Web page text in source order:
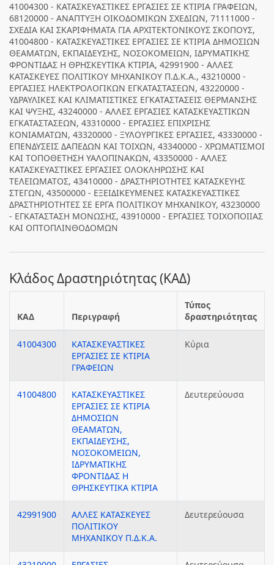
41004300 - ΚΑΤΑΣΚΕΥΑΣΤΙΚΕΣ ΕΡΓΑΣΙΕΣ ΣΕ ΚΤΙΡΙΑ ΓΡΑΦΕΙΩΝ,
68120000 - ΑΝΑΠΤΥΞΗ ΟΙΚΟΔΟΜΙΚΩΝ ΣΧΕΔΙΩΝ, 71111000 -
ΣΧΕΔΙΑ ΚΑΙ ΣΚΑΡΙΦΗΜΑΤΑ ΓΙΑ ΑΡΧΙΤΕΚΤΟΝΙΚΟΥΣ ΣΚΟΠΟΥΣ,
41004800 - ΚΑΤΑΣΚΕΥΑΣΤΙΚΕΣ ΕΡΓΑΣΙΕΣ ΣΕ ΚΤΙΡΙΑ ΔΗΜΟΣΙΩΝ
ΘΕΑΜΑΤΩΝ, ΕΚΠΑΙΔΕΥΣΗΣ, ΝΟΣΟΚΟΜΕΙΩΝ, ΙΔΡΥΜΑΤΙΚΗΣ
ΦΡΟΝΤΙΔΑΣ Η ΘΡΗΣΚΕΥΤΙΚΑ ΚΤΙΡΙΑ, 42991900 - ΑΛΛΕΣ
ΚΑΤΑΣΚΕΥΕΣ ΠΟΛΙΤΙΚΟΥ ΜΗΧΑΝΙΚΟΥ Π.Δ.Κ.Α., 43210000 -
ΕΡΓΑΣΙΕΣ ΗΛΕΚΤΡΟΛΟΓΙΚΩΝ ΕΓΚΑΤΑΣΤΑΣΕΩΝ, 43220000 -
ΥΔΡΑΥΛΙΚΕΣ ΚΑΙ ΚΛΙΜΑΤΙΣΤΙΚΕΣ ΕΓΚΑΤΑΣΤΑΣΕΙΣ ΘΕΡΜΑΝΣΗΣ
ΚΑΙ ΨΥΞΗΣ, 43240000 - ΑΛΛΕΣ ΕΡΓΑΣΙΕΣ ΚΑΤΑΣΚΕΥΑΣΤΙΚΩΝ
ΕΓΚΑΤΑΣΤΑΣΕΩΝ, 43310000 - ΕΡΓΑΣΙΕΣ ΕΠΙΧΡΙΣΗΣ
ΚΟΝΙΑΜΑΤΩΝ, 43320000 - ΞΥΛΟΥΡΓΙΚΕΣ ΕΡΓΑΣΙΕΣ, 43330000 -
ΕΠΕΝΔΥΣΕΙΣ ΔΑΠΕΔΩΝ ΚΑΙ ΤΟΙΧΩΝ, 43340000 - ΧΡΩΜΑΤΙΣΜΟΙ
ΚΑΙ ΤΟΠΟΘΕΤΗΣΗ ΥΑΛΟΠΙΝΑΚΩΝ, 43350000 - ΑΛΛΕΣ
ΚΑΤΑΣΚΕΥΑΣΤΙΚΕΣ ΕΡΓΑΣΙΕΣ ΟΛΟΚΛΗΡΩΣΗΣ ΚΑΙ
ΤΕΛΕΙΩΜΑΤΟΣ, 43410000 - ΔΡΑΣΤΗΡΙΟΤΗΤΕΣ ΚΑΤΑΣΚΕΥΗΣ
ΣΤΕΓΩΝ, 43500000 - ΕΞΕΙΔΙΚΕΥΜΕΝΕΣ ΚΑΤΑΣΚΕΥΑΣΤΙΚΕΣ
ΔΡΑΣΤΗΡΙΟΤΗΤΕΣ ΣΕ ΕΡΓΑ ΠΟΛΙΤΙΚΟΥ ΜΗΧΑΝΙΚΟΥ, 43230000
- ΕΓΚΑΤΑΣΤΑΣΗ ΜΟΝΩΣΗΣ, 43910000 - ΕΡΓΑΣΙΕΣ ΤΟΙΧΟΠΟΙΙΑΣ
ΚΑΙ ΟΠΤΟΠΛΙΝΘΟΔΟΜΩΝ
Κλάδος Δραστηριότητας (ΚΑΔ)
ΚΑΔ Περιγραφή
Τύπος
δραστηριότητας
41004300
ΚΑΤΑΣΚΕΥΑΣΤΙΚΕΣ
ΕΡΓΑΣΙΕΣ ΣΕ ΚΤΙΡΙΑ
ΓΡΑΦΕΙΩΝ
Κύρια
41004800
ΚΑΤΑΣΚΕΥΑΣΤΙΚΕΣ
ΕΡΓΑΣΙΕΣ ΣΕ ΚΤΙΡΙΑ
ΔΗΜΟΣΙΩΝ
ΘΕΑΜΑΤΩΝ,
ΕΚΠΑΙΔΕΥΣΗΣ,
ΝΟΣΟΚΟΜΕΙΩΝ,
ΙΔΡΥΜΑΤΙΚΗΣ
ΦΡΟΝΤΙΔΑΣ Η
ΘΡΗΣΚΕΥΤΙΚΑ ΚΤΙΡΙΑ
Δευτερεύουσα
42991900
ΑΛΛΕΣ ΚΑΤΑΣΚΕΥΕΣ
ΠΟΛΙΤΙΚΟΥ
ΜΗΧΑΝΙΚΟΥ Π.Δ.Κ.Α.
Δευτερεύουσα